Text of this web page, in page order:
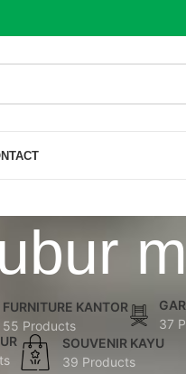
FURNITURE KANTOR
55 Products
37
SOUVENIR KAYU
39 Products